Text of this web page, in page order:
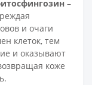
–
и очаги
клеток, тем
и оказывают
коже